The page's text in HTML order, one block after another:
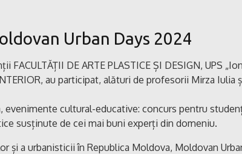
Urban Days 2024
DE ARTE PLASTICE ȘI DESIGN, UPS „Ion
au participat, alături de profesorii Mirza Iulia
evenimente cultural-educative: concurs pentru
susținute de cei mai buni experți din domeniu.
și a urbanisticii în Republica Moldova, Moldovan